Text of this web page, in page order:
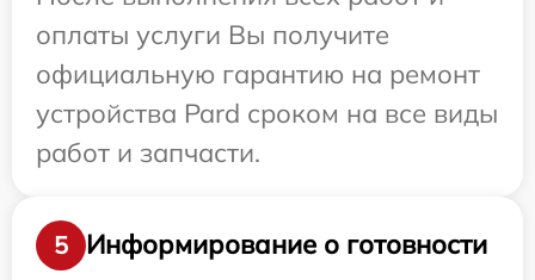
оплаты услуги Вы получите
официальную гарантию на ремонт
устройства Pard сроком на все виды
работ и запчасти.
5
Информирование о готовности